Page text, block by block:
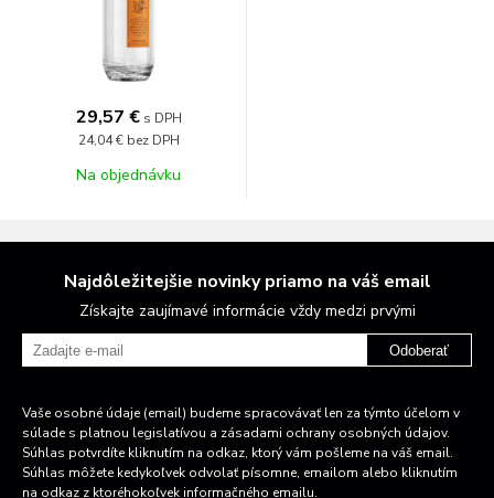
29,57 € s DPH
24,04 € bez DPH
Na objednávku
Najdôležitejšie novinky priamo na váš email
Získajte zaujímavé informácie vždy medzi prvými
Odoberať
Vaše osobné údaje (email) budeme spracovávať len za týmto účelom v
súlade s platnou legislatívou a zásadami ochrany osobných údajov.
Súhlas potvrdíte kliknutím na odkaz, ktorý vám pošleme na váš email.
Súhlas môžete kedykoľvek odvolať písomne, emailom alebo kliknutím
na odkaz z ktoréhokoľvek informačného emailu.